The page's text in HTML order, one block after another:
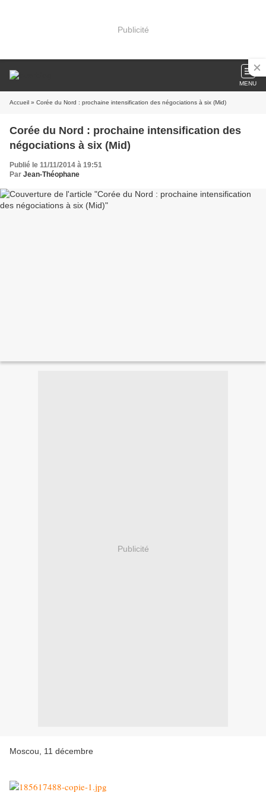
Publicité
MENU
Accueil » Corée du Nord : prochaine intensification des négociations à six (Mid)
Corée du Nord : prochaine intensification des
négociations à six (Mid)
Publié le 11/11/2014 à 19:51
Par Jean-Théophane
Publicité
Moscou, 11 décembre